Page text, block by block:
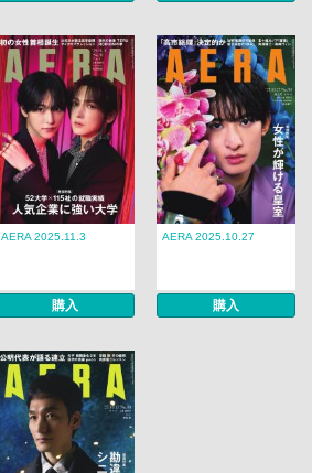
AERA 2025.11.3
購入
AERA 2025.10.27
購入